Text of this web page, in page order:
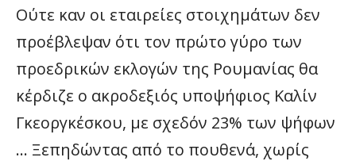
Ούτε καν οι εταιρείες στοιχημάτων δεν
προέβλεψαν ότι τον πρώτο γύρο των
προεδρικών εκλογών της Ρουμανίας θα
κέρδιζε ο ακροδεξιός υποψήφιος Καλίν
Γκεοργκέσκου, με σχεδόν 23% των ψήφων
… Ξεπηδώντας από το πουθενά, χωρίς